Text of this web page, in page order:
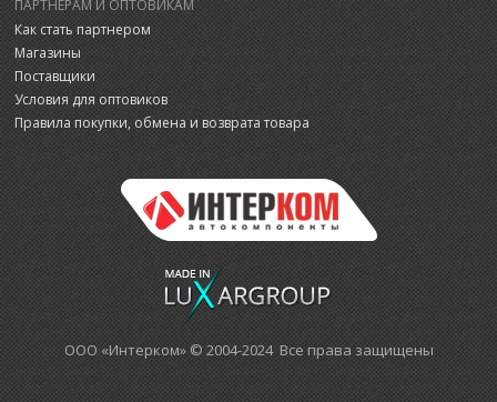
ПАРТНЕРАМ И ОПТОВИКАМ
Как стать партнером
Магазины
Поставщики
Условия для оптовиков
Правила покупки, обмена и возврата товара
ООО «Интерком» © 2004-2024 Все права защищены